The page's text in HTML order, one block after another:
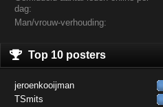
dag:
Man/vrouw-verhouding:
Top 10 posters
jeroenkooijman
TSmits